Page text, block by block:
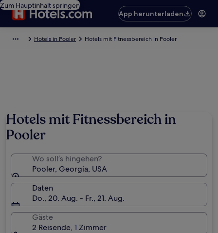
Zum Hauptinhalt springen
App herunterladen
Hotels in Pooler Hotels mit Fitnessbereich in Pooler
Hotels mit Fitnessbereich in
Pooler
Wo soll’s hingehen?
Pooler, Georgia, USA
Daten
Do., 20. Aug. - Fr., 21. Aug.
Gäste
2 Reisende, 1 Zimmer